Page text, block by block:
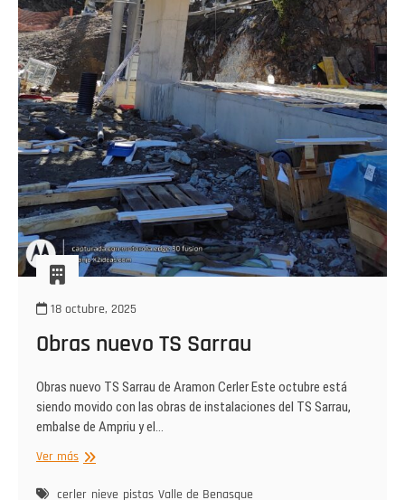
18 octubre, 2025
Obras nuevo TS Sarrau
Obras nuevo TS Sarrau de Aramon Cerler Este octubre está
siendo movido con las obras de instalaciones del TS Sarrau,
embalse de Ampriu y el…
Ver másObras
TS
cerler nieve pistas Valle de Benasque